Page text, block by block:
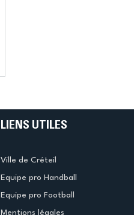
LIENS UTILES
Ville de Créteil
Equipe pro Handball
Equipe pro Football
Mentions légales